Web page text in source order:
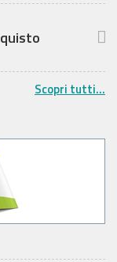
Scopri tutti...